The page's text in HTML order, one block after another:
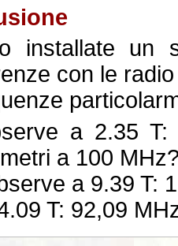
installate un
con le
a 2.35
a 100
a 9.39 T:
T: 92,09